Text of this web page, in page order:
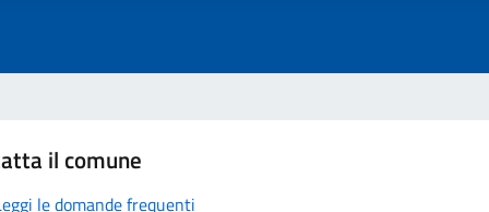
il comune
le domande frequenti